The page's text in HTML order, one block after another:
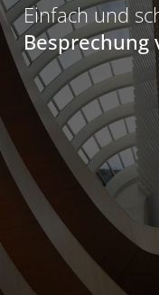
Einfach und
Besprechung